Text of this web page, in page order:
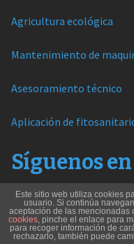
Agricultura ecológica
Mantenimiento de
Asesoramiento técnico
Aplicación de
Síguenos
Este sitio web utiliza cookies
usuario. Si continúa
aceptación de las mencionadas
cookies, pinche el enlace para
para recoger información de
rechazarlo, también puede